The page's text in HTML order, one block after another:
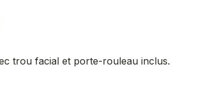
trou facial et porte-rouleau inclus.